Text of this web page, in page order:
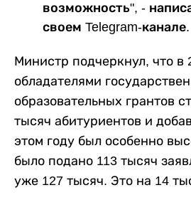
возможность", -
своем Telegram-канале.
Министр подчеркнул, что в
обладателями
образовательных грантов
тысяч абитуриентов и
этом году был особенно
было подано 113 тысяч
уже 127 тысяч. Это на 14